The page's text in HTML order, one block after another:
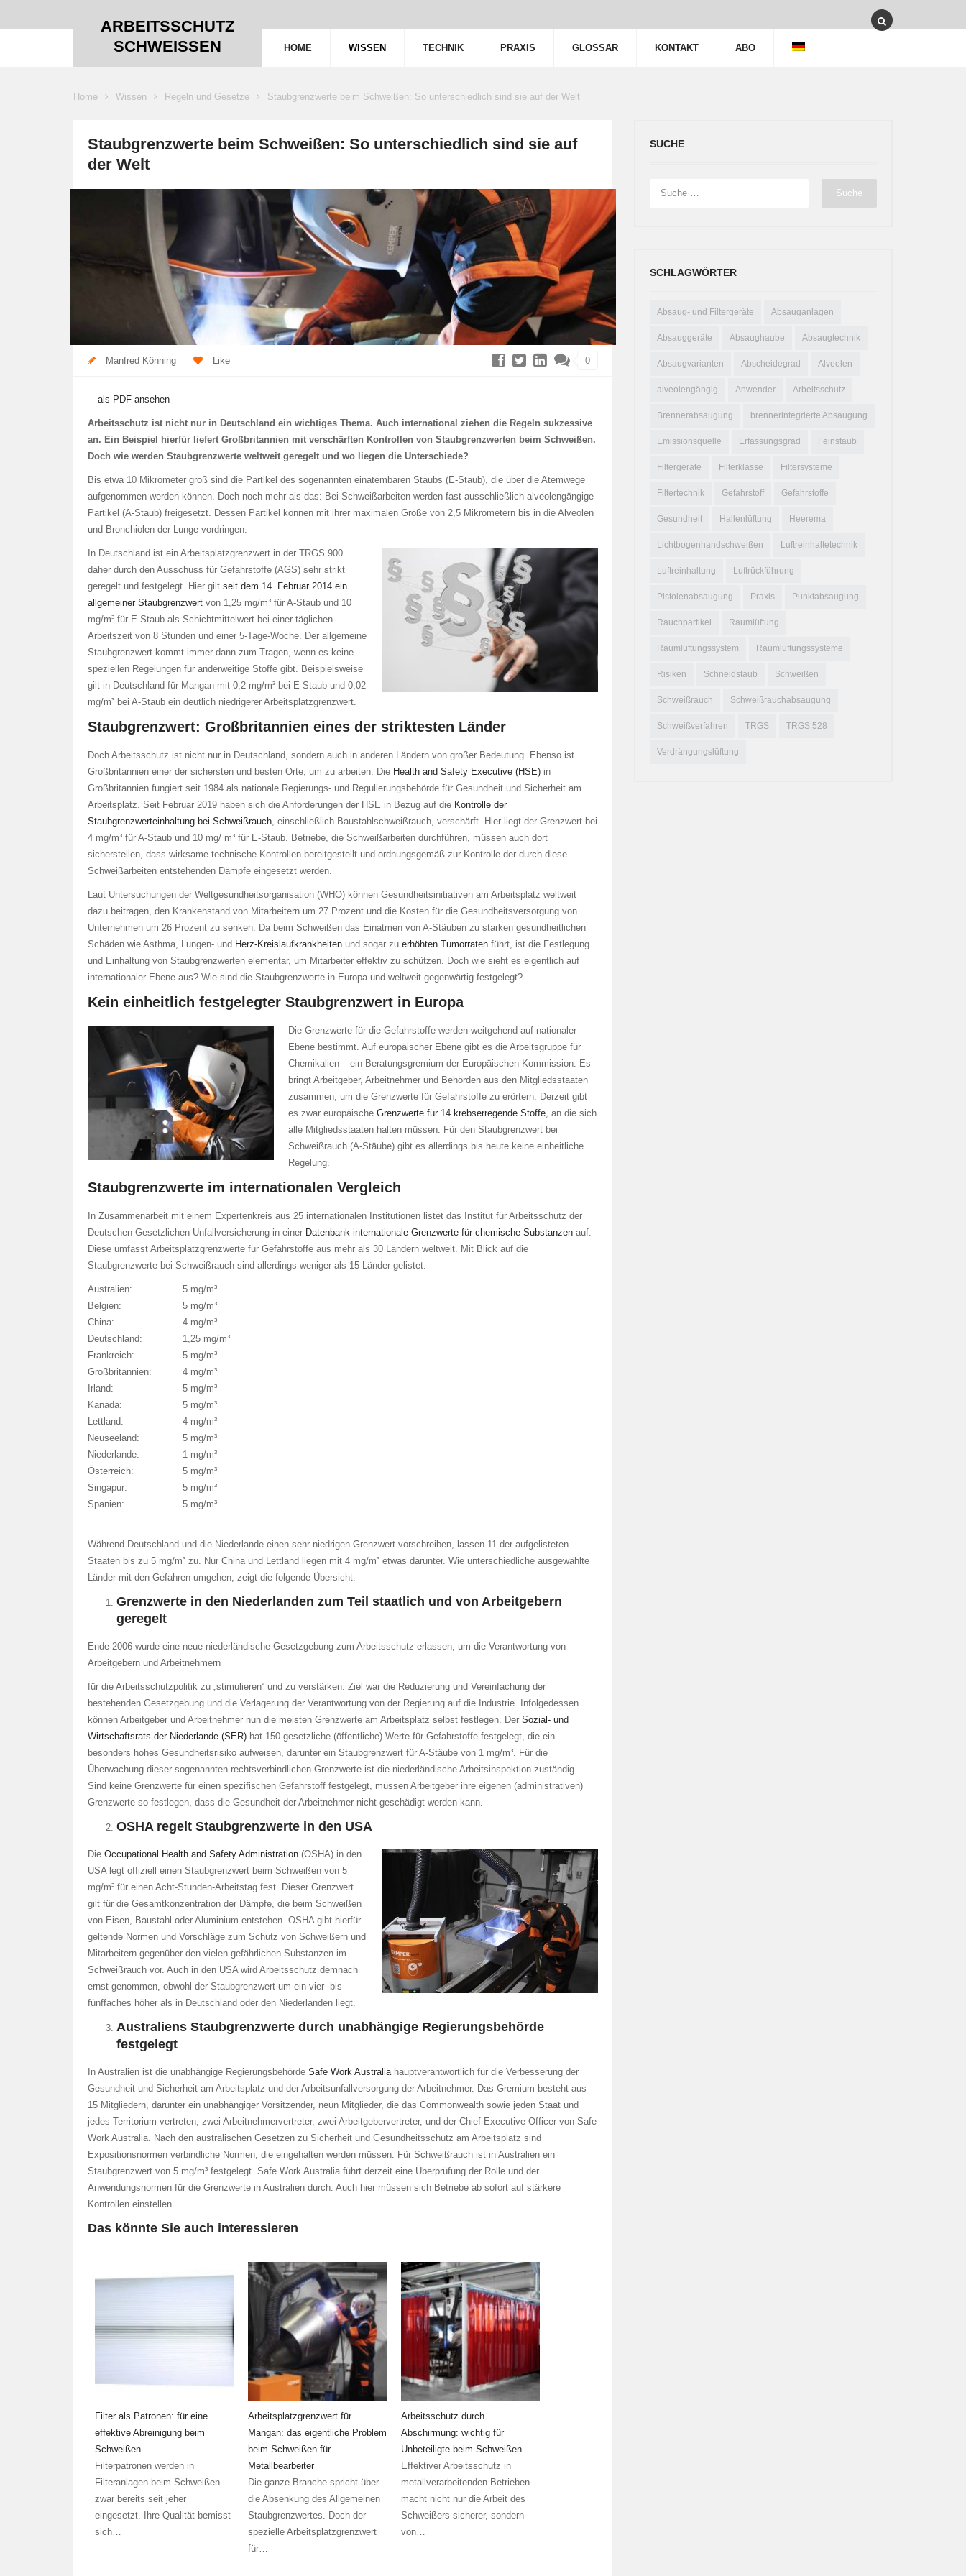
ARBEITSSCHUTZ
SCHWEISSEN
HOME WISSEN TECHNIK PRAXIS GLOSSAR KONTAKT ABO
Home Wissen Regeln und Gesetze Staubgrenzwerte beim Schweißen: So unterschiedlich sind sie auf der Welt
Staubgrenzwerte beim Schweißen: So unterschiedlich sind sie auf
der Welt
Manfred Könning Like 0
als PDF ansehen
Arbeitsschutz ist nicht nur in Deutschland ein wichtiges Thema. Auch international ziehen die Regeln sukzessive
an. Ein Beispiel hierfür liefert Großbritannien mit verschärften Kontrollen von Staubgrenzwerten beim Schweißen.
Doch wie werden Staubgrenzwerte weltweit geregelt und wo liegen die Unterschiede?
Bis etwa 10 Mikrometer groß sind die Partikel des sogenannten einatembaren Staubs (E-Staub), die über die Atemwege
aufgenommen werden können. Doch noch mehr als das: Bei Schweißarbeiten werden fast ausschließlich alveolengängige
Partikel (A-Staub) freigesetzt. Dessen Partikel können mit ihrer maximalen Größe von 2,5 Mikrometern bis in die Alveolen
und Bronchiolen der Lunge vordringen.
In Deutschland ist ein Arbeitsplatzgrenzwert in der TRGS 900
daher durch den Ausschuss für Gefahrstoffe (AGS) sehr strikt
geregelt und festgelegt. Hier gilt seit dem 14. Februar 2014 ein
allgemeiner Staubgrenzwert von 1,25 mg/m³ für A-Staub und 10
mg/m³ für E-Staub als Schichtmittelwert bei einer täglichen
Arbeitszeit von 8 Stunden und einer 5-Tage-Woche. Der allgemeine
Staubgrenzwert kommt immer dann zum Tragen, wenn es keine
speziellen Regelungen für anderweitige Stoffe gibt. Beispielsweise
gilt in Deutschland für Mangan mit 0,2 mg/m³ bei E-Staub und 0,02
mg/m³ bei A-Staub ein deutlich niedrigerer Arbeitsplatzgrenzwert.
Staubgrenzwert: Großbritannien eines der striktesten Länder
Doch Arbeitsschutz ist nicht nur in Deutschland, sondern auch in anderen Ländern von großer Bedeutung. Ebenso ist
Großbritannien einer der sichersten und besten Orte, um zu arbeiten. Die Health and Safety Executive (HSE) in
Großbritannien fungiert seit 1984 als nationale Regierungs- und Regulierungsbehörde für Gesundheit und Sicherheit am
Arbeitsplatz. Seit Februar 2019 haben sich die Anforderungen der HSE in Bezug auf die Kontrolle der
Staubgrenzwerteinhaltung bei Schweißrauch, einschließlich Baustahlschweißrauch, verschärft. Hier liegt der Grenzwert bei
4 mg/m³ für A-Staub und 10 mg/ m³ für E-Staub. Betriebe, die Schweißarbeiten durchführen, müssen auch dort
sicherstellen, dass wirksame technische Kontrollen bereitgestellt und ordnungsgemäß zur Kontrolle der durch diese
Schweißarbeiten entstehenden Dämpfe eingesetzt werden.
Laut Untersuchungen der Weltgesundheitsorganisation (WHO) können Gesundheitsinitiativen am Arbeitsplatz weltweit
dazu beitragen, den Krankenstand von Mitarbeitern um 27 Prozent und die Kosten für die Gesundheitsversorgung von
Unternehmen um 26 Prozent zu senken. Da beim Schweißen das Einatmen von A-Stäuben zu starken gesundheitlichen
Schäden wie Asthma, Lungen- und Herz-Kreislaufkrankheiten und sogar zu erhöhten Tumorraten führt, ist die Festlegung
und Einhaltung von Staubgrenzwerten elementar, um Mitarbeiter effektiv zu schützen. Doch wie sieht es eigentlich auf
internationaler Ebene aus? Wie sind die Staubgrenzwerte in Europa und weltweit gegenwärtig festgelegt?
Kein einheitlich festgelegter Staubgrenzwert in Europa
Die Grenzwerte für die Gefahrstoffe werden weitgehend auf nationaler
Ebene bestimmt. Auf europäischer Ebene gibt es die Arbeitsgruppe für
Chemikalien – ein Beratungsgremium der Europäischen Kommission. Es
bringt Arbeitgeber, Arbeitnehmer und Behörden aus den Mitgliedsstaaten
zusammen, um die Grenzwerte für Gefahrstoffe zu erörtern. Derzeit gibt
es zwar europäische Grenzwerte für 14 krebserregende Stoffe, an die sich
alle Mitgliedsstaaten halten müssen. Für den Staubgrenzwert bei
Schweißrauch (A-Stäube) gibt es allerdings bis heute keine einheitliche
Regelung.
Staubgrenzwerte im internationalen Vergleich
In Zusammenarbeit mit einem Expertenkreis aus 25 internationalen Institutionen listet das Institut für Arbeitsschutz der
Deutschen Gesetzlichen Unfallversicherung in einer Datenbank internationale Grenzwerte für chemische Substanzen auf.
Diese umfasst Arbeitsplatzgrenzwerte für Gefahrstoffe aus mehr als 30 Ländern weltweit. Mit Blick auf die
Staubgrenzwerte bei Schweißrauch sind allerdings weniger als 15 Länder gelistet:
Australien:
5 mg/m³
Belgien:
5 mg/m³
China:
4 mg/m³
Deutschland:
1,25 mg/m³
Frankreich:
5 mg/m³
Großbritannien:
4 mg/m³
Irland:
5 mg/m³
Kanada:
5 mg/m³
Lettland:
4 mg/m³
Neuseeland:
5 mg/m³
Niederlande:
1 mg/m³
Österreich:
5 mg/m³
Singapur:
5 mg/m³
Spanien:
5 mg/m³
Während Deutschland und die Niederlande einen sehr niedrigen Grenzwert vorschreiben, lassen 11 der aufgelisteten
Staaten bis zu 5 mg/m³ zu. Nur China und Lettland liegen mit 4 mg/m³ etwas darunter. Wie unterschiedliche ausgewählte
Länder mit den Gefahren umgehen, zeigt die folgende Übersicht:
Grenzwerte in den Niederlanden zum Teil staatlich und von Arbeitgebern
geregelt
Ende 2006 wurde eine neue niederländische Gesetzgebung zum Arbeitsschutz erlassen, um die Verantwortung von
Arbeitgebern und Arbeitnehmern
für die Arbeitsschutzpolitik zu „stimulieren“ und zu verstärken. Ziel war die Reduzierung und Vereinfachung der
bestehenden Gesetzgebung und die Verlagerung der Verantwortung von der Regierung auf die Industrie. Infolgedessen
können Arbeitgeber und Arbeitnehmer nun die meisten Grenzwerte am Arbeitsplatz selbst festlegen. Der Sozial- und
Wirtschaftsrats der Niederlande (SER) hat 150 gesetzliche (öffentliche) Werte für Gefahrstoffe festgelegt, die ein
besonders hohes Gesundheitsrisiko aufweisen, darunter ein Staubgrenzwert für A-Stäube von 1 mg/m³. Für die
Überwachung dieser sogenannten rechtsverbindlichen Grenzwerte ist die niederländische Arbeitsinspektion zuständig.
Sind keine Grenzwerte für einen spezifischen Gefahrstoff festgelegt, müssen Arbeitgeber ihre eigenen (administrativen)
Grenzwerte so festlegen, dass die Gesundheit der Arbeitnehmer nicht geschädigt werden kann.
OSHA regelt Staubgrenzwerte in den USA
Die Occupational Health and Safety Administration (OSHA) in den
USA legt offiziell einen Staubgrenzwert beim Schweißen von 5
mg/m³ für einen Acht-Stunden-Arbeitstag fest. Dieser Grenzwert
gilt für die Gesamtkonzentration der Dämpfe, die beim Schweißen
von Eisen, Baustahl oder Aluminium entstehen. OSHA gibt hierfür
geltende Normen und Vorschläge zum Schutz von Schweißern und
Mitarbeitern gegenüber den vielen gefährlichen Substanzen im
Schweißrauch vor. Auch in den USA wird Arbeitsschutz demnach
ernst genommen, obwohl der Staubgrenzwert um ein vier- bis
fünffaches höher als in Deutschland oder den Niederlanden liegt.
Australiens Staubgrenzwerte durch unabhängige Regierungsbehörde
festgelegt
In Australien ist die unabhängige Regierungsbehörde Safe Work Australiahauptverantwortlich für die Verbesserung der
Gesundheit und Sicherheit am Arbeitsplatz und der Arbeitsunfallversorgung der Arbeitnehmer. Das Gremium besteht aus
15 Mitgliedern, darunter ein unabhängiger Vorsitzender, neun Mitglieder, die das Commonwealth sowie jeden Staat und
jedes Territorium vertreten, zwei Arbeitnehmervertreter, zwei Arbeitgebervertreter, und der Chief Executive Officer von Safe
Work Australia. Nach den australischen Gesetzen zu Sicherheit und Gesundheitsschutz am Arbeitsplatz sind
Expositionsnormen verbindliche Normen, die eingehalten werden müssen. Für Schweißrauch ist in Australien ein
Staubgrenzwert von 5 mg/m³ festgelegt. Safe Work Australia führt derzeit eine Überprüfung der Rolle und der
Anwendungsnormen für die Grenzwerte in Australien durch. Auch hier müssen sich Betriebe ab sofort auf stärkere
Kontrollen einstellen.
Das könnte Sie auch interessieren
Filter als Patronen: für eine
effektive Abreinigung beim
Schweißen
Filterpatronen werden in
Filteranlagen beim Schweißen
zwar bereits seit jeher
eingesetzt. Ihre Qualität bemisst
sich…
Arbeitsplatzgrenzwert für
Mangan: das eigentliche Problem
beim Schweißen für
Metallbearbeiter
Die ganze Branche spricht über
die Absenkung des Allgemeinen
Staubgrenzwertes. Doch der
spezielle Arbeitsplatzgrenzwert
für…
Arbeitsschutz durch
Abschirmung: wichtig für
Unbeteiligte beim Schweißen
Effektiver Arbeitsschutz in
metallverarbeitenden Betrieben
macht nicht nur die Arbeit des
Schweißers sicherer, sondern
von…
SUCHE
SCHLAGWÖRTER
Absaug- und Filtergeräte Absauganlagen
Absauggeräte Absaughaube Absaugtechnik
Absaugvarianten Abscheidegrad Alveolen
alveolengängig Anwender Arbeitsschutz
Brennerabsaugung brennerintegrierte Absaugung
Emissionsquelle Erfassungsgrad Feinstaub
Filtergeräte Filterklasse Filtersysteme
Filtertechnik Gefahrstoff Gefahrstoffe
Gesundheit Hallenlüftung Heerema
Lichtbogenhandschweißen Luftreinhaltetechnik
Luftreinhaltung Luftrückführung
Pistolenabsaugung Praxis Punktabsaugung
Rauchpartikel Raumlüftung
Raumlüftungssystem Raumlüftungssysteme
Risiken Schneidstaub Schweißen
Schweißrauch Schweißrauchabsaugung
Schweißverfahren TRGS TRGS 528
Verdrängungslüftung